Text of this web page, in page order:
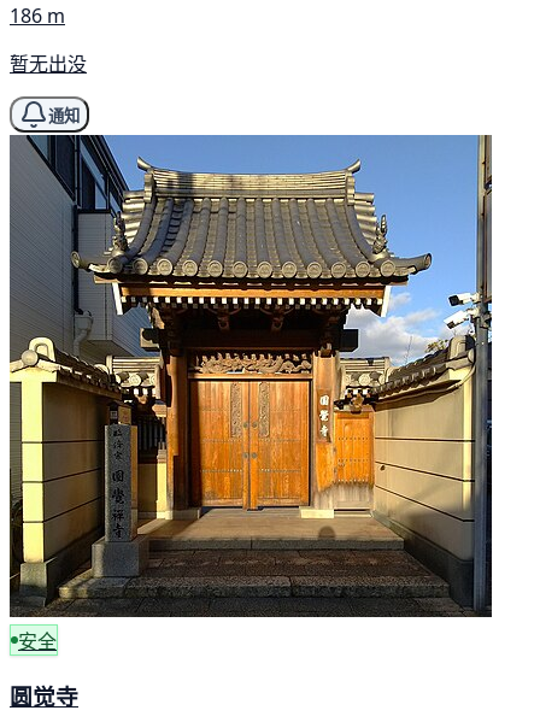
186 m
暂无出没
通知
安全
圆觉寺